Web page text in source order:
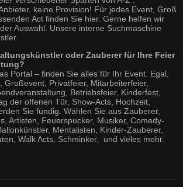
keine Provision! Für jedes Event, Groß
Act finden Sie hier. Gerne helfen wir
Auswahl. Unsere interne Suchmaschine
oder Zauberer für Ihre Feier
Portal – finden Sie alles für Ihr Event. Egal,
Großevent, Privatfeier, Mitarbeiterfeier,
Betriebsfeier, Kinderfest,
der offenen Tür, Show-Acts, Hochzeit,
Sie fündig. Wählen Sie aus Zauberer,
Artisten, Feuerspucker, Musiker, Comedy-
Mentalisten, Kinder-Zauberer,
Walk Acts, Schminker, und vieles mehr.